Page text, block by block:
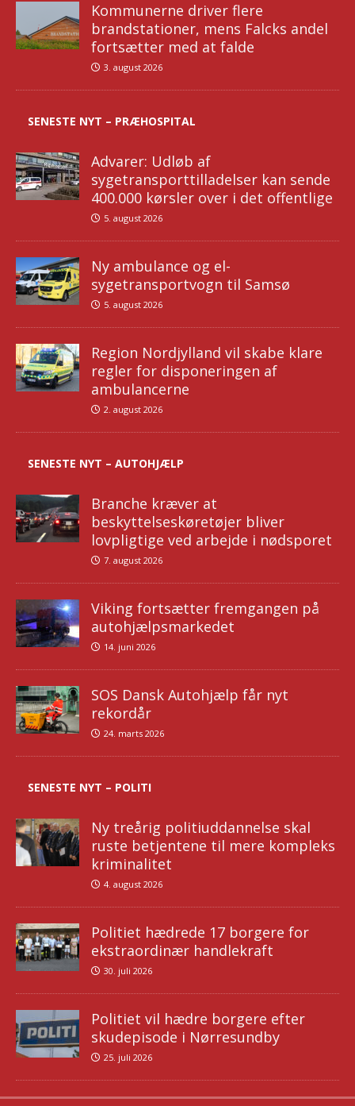
Kommunerne driver flere
brandstationer, mens Falcks andel
fortsætter med at falde
3. august 2026
SENESTE NYT – PRÆHOSPITAL
Advarer: Udløb af
sygetransporttilladelser kan sende
400.000 kørsler over i det offentlige
5. august 2026
Ny ambulance og el-
sygetransportvogn til Samsø
5. august 2026
Region Nordjylland vil skabe klare
regler for disponeringen af
ambulancerne
2. august 2026
SENESTE NYT – AUTOHJÆLP
Branche kræver at
beskyttelseskøretøjer bliver
lovpligtige ved arbejde i nødsporet
7. august 2026
Viking fortsætter fremgangen på
autohjælpsmarkedet
14. juni 2026
SOS Dansk Autohjælp får nyt
rekordår
24. marts 2026
SENESTE NYT – POLITI
Ny treårig politiuddannelse skal
ruste betjentene til mere kompleks
kriminalitet
4. august 2026
Politiet hædrede 17 borgere for
ekstraordinær handlekraft
30. juli 2026
Politiet vil hædre borgere efter
skudepisode i Nørresundby
25. juli 2026